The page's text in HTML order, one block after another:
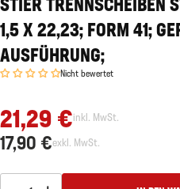
,5 X 22,23; FORM 41;
USFÜHRUNG;
Nicht bewertet
21,29 €inkl. MwSt.
17,90 €exkl. MwSt.